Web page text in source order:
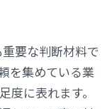
要な判断材料で
を集めている業
に表れます。